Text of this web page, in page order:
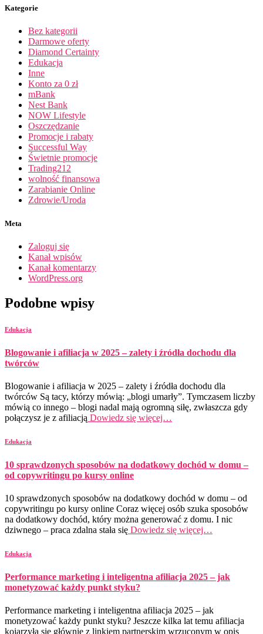
Kategorie
Bez kategorii
Darmowe oferty
Diamond Certainty
Edukacja
Inne
Konto za 0 zł
mBank
Nest Bank
NOW Lifestyle
Oszczędzanie
Promocje i rabaty
Successful Way
Świetnie promocje
Trading212
wolność finansowa
Zarabianie Online
Zdrowie/Uroda
Meta
Zaloguj się
Kanał wpisów
Kanał komentarzy
WordPress.org
Podobne wpisy
Edukacja
Blogowanie i afiliacja w 2025 – zalety i źródła dochodu dla
twórców
Blogowanie i afiliacja w 2025 – zalety i źródła dochodu dla
twórców Są tacy, którzy mówią: „blogi umarły”. Tymczasem liczby
mówią co innego – blogi nadal mają ogromną siłę, zwłaszcza gdy
połączysz je z afiliacją Dowiedz się więcej…
Edukacja
10 sprawdzonych sposobów na dodatkowy dochód w domu –
od copywritingu po kursy online
10 sprawdzonych sposobów na dodatkowy dochód w domu – od
copywritingu po kursy online Coraz więcej osób szuka sposobów
na dodatkowy dochód, który można generować z domu. I nic
dziwnego – praca zdalna stała się Dowiedz się więcej…
Edukacja
Performance marketing i inteligentna afiliacja 2025 – jak
monetyzować każdy punkt styku?
Performance marketing i inteligentna afiliacja 2025 – jak
monetyzować każdy punkt styku? Jeszcze kilka lat temu afiliacja
kojarzyła się głównie z linkiem partnerskim wrzuconym w opis